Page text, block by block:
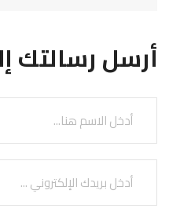
أرسل رسالتك